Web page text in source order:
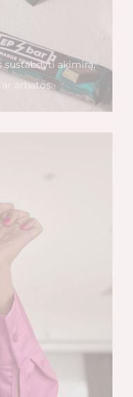
sustabdyti akimirą,
arbatos.